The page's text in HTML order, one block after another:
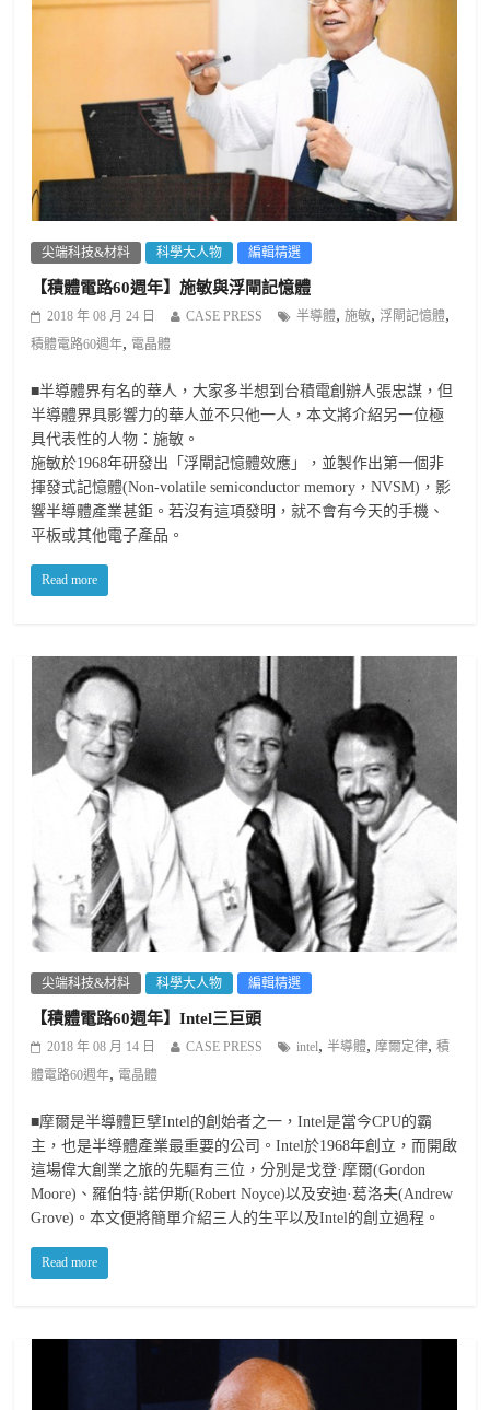
尖端科技&材料 科學大人物 編輯精選
【積體電路60週年】施敏與浮閘記憶體
2018 年 08 月 24 日 CASE PRESS 半導體,施敏, 浮閘記憶體,
積體電路60週年, 電晶體
■半導體界有名的華人，大家多半想到台積電創辦人張忠謀，但
半導體界具影響力的華人並不只他一人，本文將介紹另一位極
具代表性的人物：施敏。
施敏於1968年研發出「浮閘記憶體效應」，並製作出第一個非
揮發式記憶體(Non-volatile semiconductor memory，NVSM)，影
響半導體產業甚鉅。若沒有這項發明，就不會有今天的手機、
平板或其他電子產品。
Read more
尖端科技&材料 科學大人物 編輯精選
【積體電路60週年】Intel三巨頭
2018 年 08 月 14 日 CASE PRESS intel,半導體, 摩爾定律,積
體電路60週年, 電晶體
■摩爾是半導體巨擘Intel的創始者之一，Intel是當今CPU的霸
主，也是半導體產業最重要的公司。Intel於1968年創立，而開啟
這場偉大創業之旅的先驅有三位，分別是戈登·摩爾(Gordon
Moore)、羅伯特·諾伊斯(Robert Noyce)以及安迪·葛洛夫(Andrew
Grove)。本文便將簡單介紹三人的生平以及Intel的創立過程。
Read more